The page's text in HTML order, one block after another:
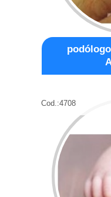
Cod.:4708